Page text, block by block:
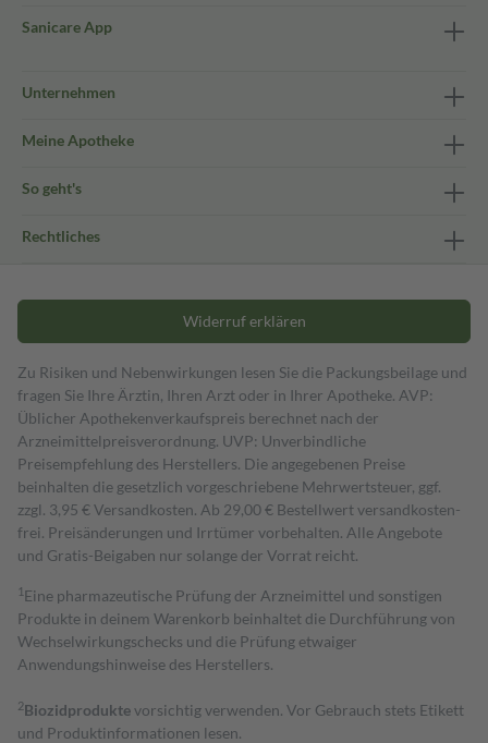
Sanicare App
Unternehmen
Meine Apotheke
So geht's
Rechtliches
Widerruf erklären
Zu Risiken und Nebenwirkungen lesen Sie die Packungsbeilage und
fragen Sie Ihre Ärztin, Ihren Arzt oder in Ihrer Apotheke. AVP:
Üblicher Apothekenverkaufspreis berechnet nach der
Arzneimittelpreisverordnung. UVP: Unverbindliche
Preisempfehlung des Herstellers. Die angegebenen Preise
beinhalten die gesetzlich vorgeschriebene Mehrwertsteuer, ggf.
zzgl. 3,95 € Versandkosten. Ab 29,00 € Bestell­wert versand­kosten­
frei. Preisänderungen und Irrtümer vorbehalten. Alle Angebote
und Gratis-Beigaben nur solange der Vorrat reicht.
1 Eine pharmazeutische Prüfung der Arzneimittel und sonstigen
Produkte in deinem Warenkorb beinhaltet die Durchführung von
Wechselwirkungschecks und die Prüfung etwaiger
Anwendungshinweise des Herstellers.
2Biozidproduktevorsichtig verwenden. Vor Gebrauch stets Etikett
und Produktinformationen lesen.